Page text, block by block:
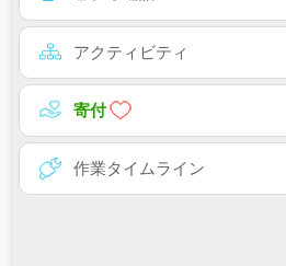
アクティビティ
寄付
作業タイムライン